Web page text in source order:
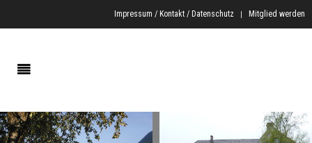
Impressum / Kontakt / Datenschutz Mitglied werden